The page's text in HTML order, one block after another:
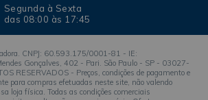
Segunda à Sexta
das 08:00 às 17:45
CNPJ: 60.593.175/0001-81 - IE:
Gonçalves, 402 - Pari. São Paulo - SP - 03027-
RESERVADOS - Preços, condições de pagamento e
para compras efetuadas neste site, não valendo
loja física. Todas as condições comerciais